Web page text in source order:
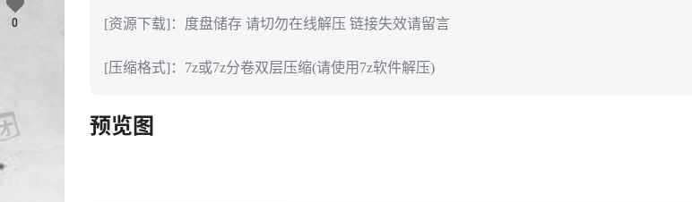
[资源下载]：度盘储存 请切勿在线解压 链接失效请留言
[压缩格式]：7z或7z分卷双层压缩(请使用7z软件解压)
预览图
0